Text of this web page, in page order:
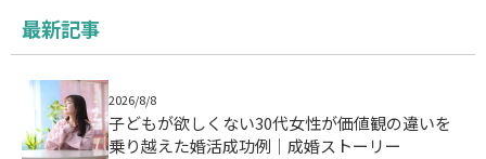
最新記事
2026/8/8
子どもが欲しくない30代女性が価値観の違いを
乗り越えた婚活成功例｜成婚ストーリー